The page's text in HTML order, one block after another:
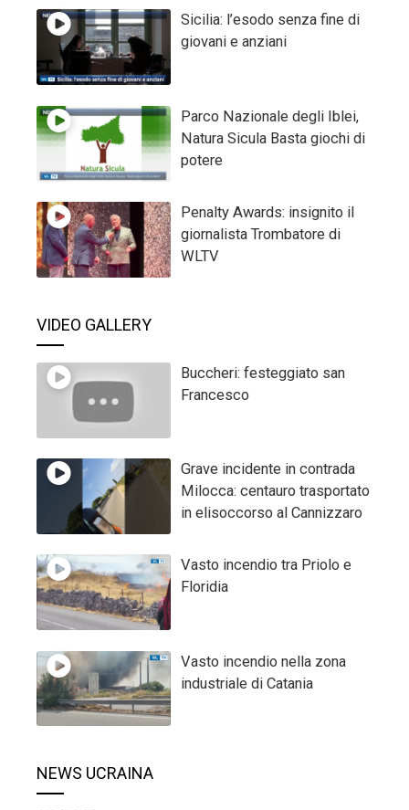
Sicilia: l’esodo senza fine di
giovani e anziani
Parco Nazionale degli Iblei,
Natura Sicula Basta giochi di
potere
Penalty Awards: insignito il
giornalista Trombatore di
WLTV
VIDEO GALLERY
Buccheri: festeggiato san
Francesco
Grave incidente in contrada
Milocca: centauro trasportato
in elisoccorso al Cannizzaro
Vasto incendio tra Priolo e
Floridia
Vasto incendio nella zona
industriale di Catania
NEWS UCRAINA